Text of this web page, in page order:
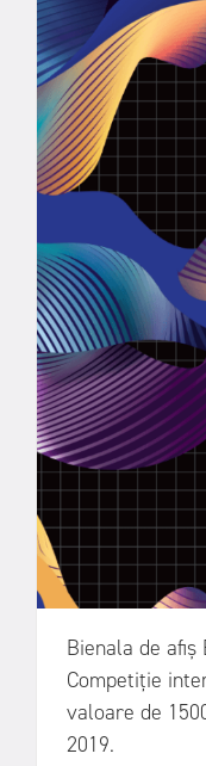
Bienala de afiș
Competiție
valoare de
2019.